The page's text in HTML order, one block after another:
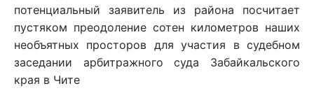
потенциальный заявитель из района посчитает
пустяком преодоление сотен километров наших
необъятных просторов для участия в судебном
заседании арбитражного суда Забайкальского
края в Чите